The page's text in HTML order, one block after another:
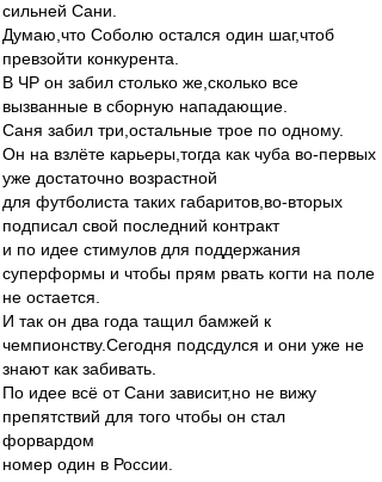
сильней Сани.
Думаю,что Соболю остался один шаг,чтоб
превзойти конкурента.
В ЧР он забил столько же,сколько все
вызванные в сборную нападающие.
Саня забил три,остальные трое по одному.
Он на взлёте карьеры,тогда как чуба во-первых
уже достаточно возрастной
для футболиста таких габаритов,во-вторых
подписал свой последний контракт
и по идее стимулов для поддержания
суперформы и чтобы прям рвать когти на поле
не остается.
И так он два года тащил бамжей к
чемпионству.Сегодня подсдулся и они уже не
знают как забивать.
По идее всё от Сани зависит,но не вижу
препятствий для того чтобы он стал
форвардом
номер один в России.